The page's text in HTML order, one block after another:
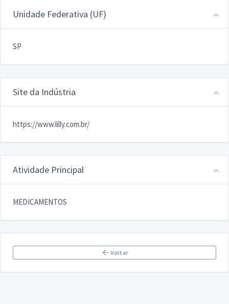
Unidade Federativa (UF)
SP
Site da Indústria
https://www.lilly.com.br/
Atividade Principal
MEDICAMENTOS
Voltar